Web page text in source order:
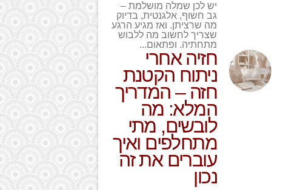
יש לכן שמלה מושלמת –
גב חשוף, אלגנטית, בדיוק
מה שרציתן. ואז מגיע הרגע
שצריך לחשוב מה ללבוש
מתחתיה. ופתאום...
חזיה אחרי
ניתוח הקטנת
חזה – המדריך
המלא: מה
לובשים, מתי
מתחלפים ואיך
עוברים את זה
נכון